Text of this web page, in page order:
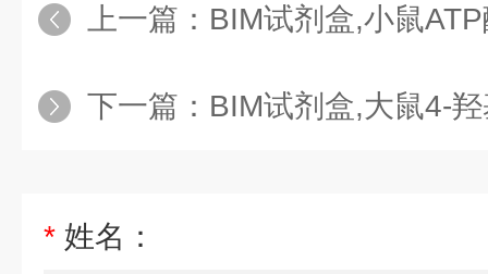
上一篇： BIM试剂盒,小鼠ATP酶（
下一篇： BIM试剂盒,大鼠4-羟基壬烯醛
* 姓名：